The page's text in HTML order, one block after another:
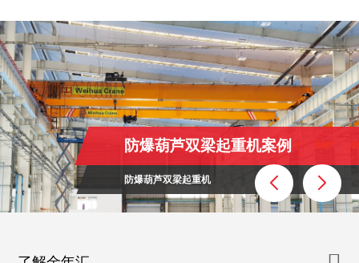
防爆葫芦双梁起重机案例
防爆葫芦双梁起重机